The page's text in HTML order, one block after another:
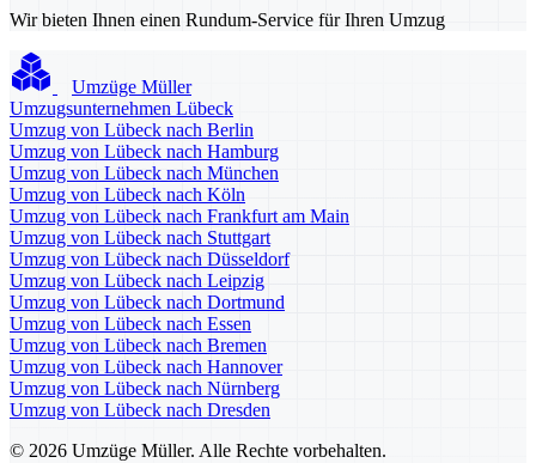
Wir bieten Ihnen einen Rundum-Service für Ihren Umzug
Umzüge Müller
Umzugsunternehmen Lübeck
Umzug von Lübeck nach Berlin
Umzug von Lübeck nach Hamburg
Umzug von Lübeck nach München
Umzug von Lübeck nach Köln
Umzug von Lübeck nach Frankfurt am Main
Umzug von Lübeck nach Stuttgart
Umzug von Lübeck nach Düsseldorf
Umzug von Lübeck nach Leipzig
Umzug von Lübeck nach Dortmund
Umzug von Lübeck nach Essen
Umzug von Lübeck nach Bremen
Umzug von Lübeck nach Hannover
Umzug von Lübeck nach Nürnberg
Umzug von Lübeck nach Dresden
© 2026 Umzüge Müller. Alle Rechte vorbehalten.